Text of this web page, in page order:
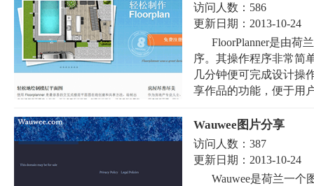
访问人数： 586
更新日期： 2013-10-24
FloorPlanner是由荷
序。其操作程序非常简
几分钟便可完成设计操
享作品的功能，便于用
Wauwee图片分享
访问人数： 387
更新日期： 2013-10-24
Wauwee是荷兰一个